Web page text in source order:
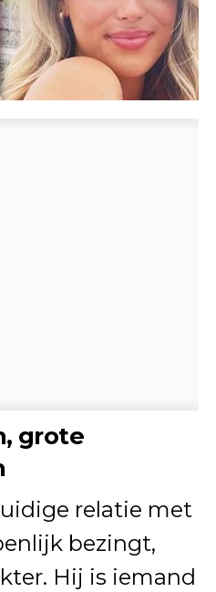
grote
relatie met
bezingt,
Hij is iemand